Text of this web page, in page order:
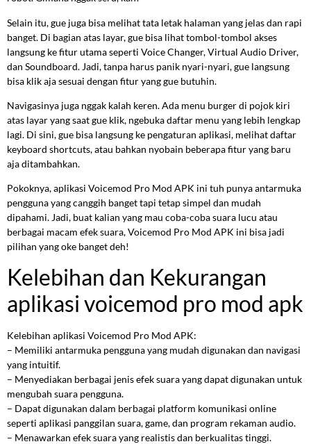
Selain itu, gue juga bisa melihat tata letak halaman yang jelas dan rapi
banget. Di bagian atas layar, gue bisa lihat tombol-tombol akses
langsung ke fitur utama seperti Voice Changer, Virtual Audio Driver,
dan Soundboard. Jadi, tanpa harus panik nyari-nyari, gue langsung
bisa klik aja sesuai dengan fitur yang gue butuhin.
Navigasinya juga nggak kalah keren. Ada menu burger di pojok kiri
atas layar yang saat gue klik, ngebuka daftar menu yang lebih lengkap
lagi. Di sini, gue bisa langsung ke pengaturan aplikasi, melihat daftar
keyboard shortcuts, atau bahkan nyobain beberapa fitur yang baru
aja ditambahkan.
Pokoknya, aplikasi Voicemod Pro Mod APK ini tuh punya antarmuka
pengguna yang canggih banget tapi tetap simpel dan mudah
dipahami. Jadi, buat kalian yang mau coba-coba suara lucu atau
berbagai macam efek suara, Voicemod Pro Mod APK ini bisa jadi
pilihan yang oke banget deh!
Kelebihan dan Kekurangan
aplikasi voicemod pro mod apk
Kelebihan aplikasi Voicemod Pro Mod APK:
– Memiliki antarmuka pengguna yang mudah digunakan dan navigasi
yang intuitif.
– Menyediakan berbagai jenis efek suara yang dapat digunakan untuk
mengubah suara pengguna.
– Dapat digunakan dalam berbagai platform komunikasi online
seperti aplikasi panggilan suara, game, dan program rekaman audio.
– Menawarkan efek suara yang realistis dan berkualitas tinggi.